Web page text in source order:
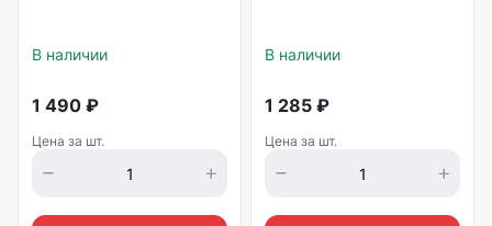
В наличии
1 490 ₽
Цена за шт.
В наличии
1 285 ₽
Цена за шт.